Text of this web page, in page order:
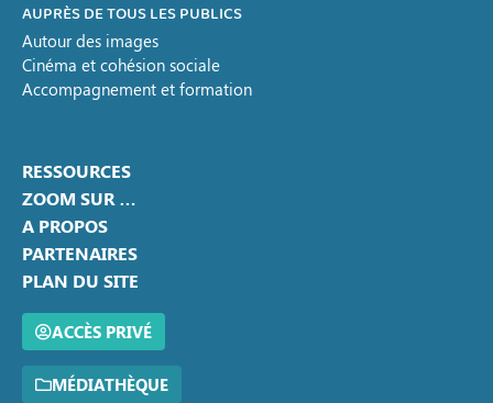
AUPRÈS DE TOUS LES PUBLICS
Autour des images
Cinéma et cohésion sociale
Accompagnement et formation
RESSOURCES
ZOOM SUR …
A PROPOS
PARTENAIRES
PLAN DU SITE
ACCÈS PRIVÉ
MÉDIATHÈQUE